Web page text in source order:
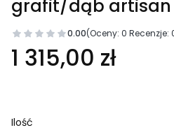
grafit/dąb artisan
0.00(Oceny: 0 Recenzje:
1 315,00 zł
Ilość